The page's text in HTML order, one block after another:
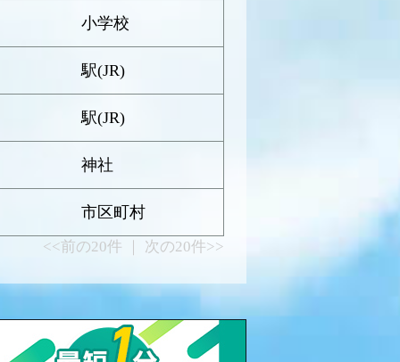
小学校
駅(JR)
駅(JR)
神社
市区町村
<<前の20件 ｜ 次の20件>>